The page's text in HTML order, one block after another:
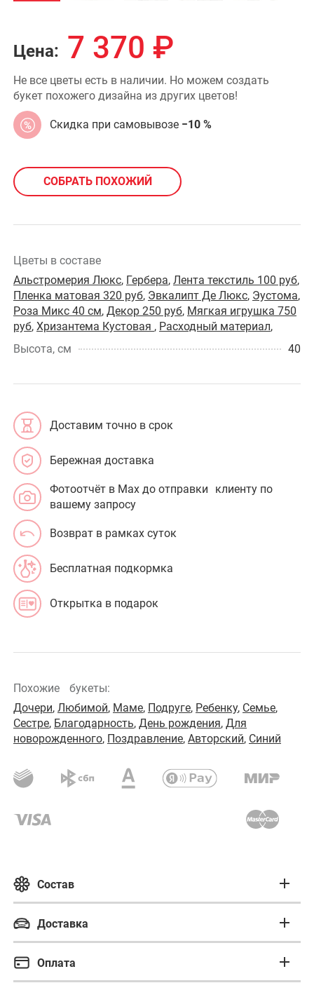
Цена: 7 370 ₽
Не все цветы есть в наличии. Но можем создать
букет похожего дизайна из других цветов!
Скидка при самовывозе −10 %
СОБРАТЬ ПОХОЖИЙ
Цветы в составе
Альстромерия Люкс, Гербера, Лента текстиль 100 руб,
Пленка матовая 320 руб, Эвкалипт Де Люкс, Эустома,
Роза Микс 40 см, Декор 250 руб, Мягкая игрушка 750
руб, Хризантема Кустовая , Расходный материал,
Высота, см
40
Доставим точно в срок
Бережная доставка
Фотоотчёт в Max до отправки клиенту по
вашему запросу
Возврат в рамках суток
Бесплатная подкормка
Открытка в подарок
Похожие букеты:
Дочери, Любимой, Маме, Подруге, Ребенку, Семье,
Сестре, Благодарность, День рождения, Для
новорожденного, Поздравление, Авторский, Синий
Состав
Состав букета
Гербера
Доставка
Бережная доставка
Оплата